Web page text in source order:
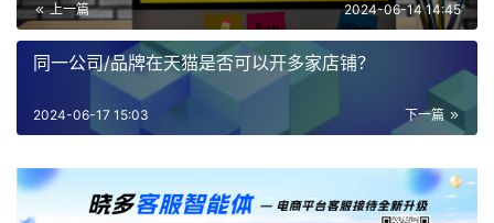
上一篇 2024-06-14 14:45
同一公司/品牌在天猫是否可以开多家店铺？
下一篇
2024-06-17 15:03